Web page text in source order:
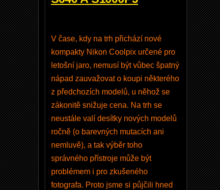
V čase, kdy na trh přichází nové
kompakty Nikon Coolpix určené pro
letošní jaro, nemusí být vůbec špatný
nápad zauvažovat o koupi některého
z předchozích modelů, u něhož se
zákonitě snižuje cena. Na trh se
neustále valí desítky nových modelů
ročně (o barevných mutacích ani
nemluvě), a tak výběr toho
správného přístroje může být
problémem i pro zkušeného
fotografa. Proto jsme si půjčili hned
li
a